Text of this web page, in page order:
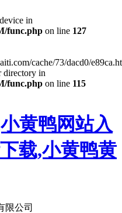
in
func.php on line 127
cache/73/dacd0/
directory in
func.php on line 115
黄鸭网站入
载,小黄鸭黄
限公司